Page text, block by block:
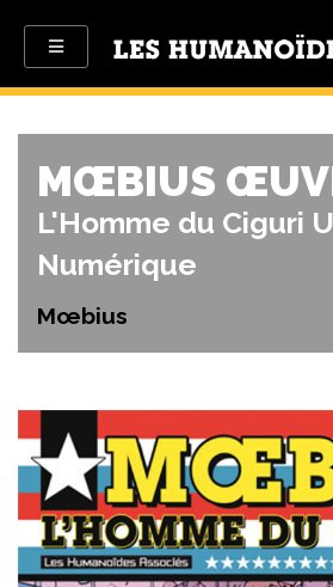
MŒBIUS
L'Homme du Ciguri
Numérique
Mœbius